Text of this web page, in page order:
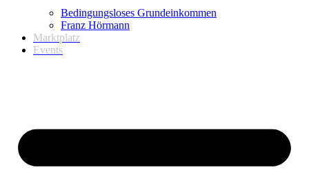
Bedingungsloses Grundeinkommen
Franz Hörmann
Marktplatz
Events